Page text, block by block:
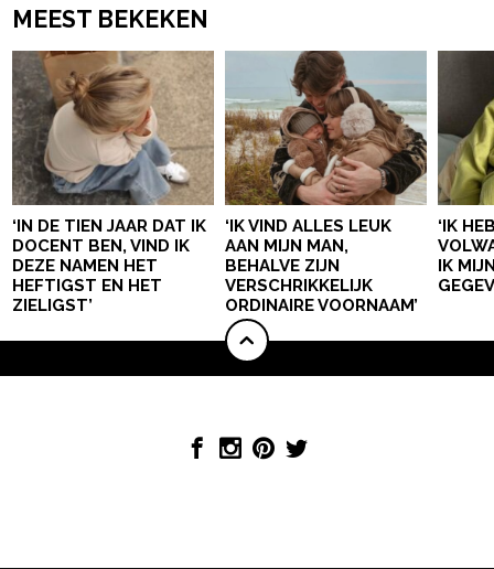
MEEST BEKEKEN
‘IN DE TIEN JAAR DAT IK
DOCENT BEN, VIND IK
DEZE NAMEN HET
HEFTIGST EN HET
ZIELIGST’
‘IK VIND ALLES LEUK
AAN MIJN MAN,
BEHALVE ZIJN
VERSCHRIKKELIJK
ORDINAIRE VOORNAAM’
‘IK
IK